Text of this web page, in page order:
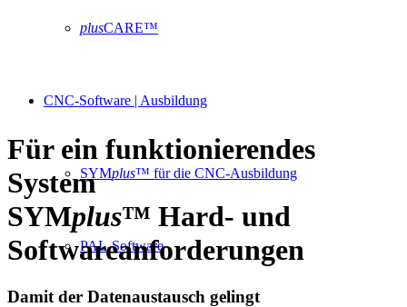
plusCARE™
CNC-Software | Ausbildung
SYMplus™ für die CNC-Ausbildung
PAL-Software
Für ein funktionierendes
System
SYMplus™ Hard- und
Softwareanforderungen
Damit der Datenaustausch gelingt